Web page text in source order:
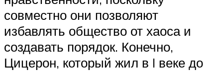
совместно они позволяют
избавлять общество от хаоса и
создавать порядок. Конечно,
Цицерон, который жил в I веке до